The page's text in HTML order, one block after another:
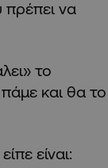
πρέπει να
το
και θα το
είναι: